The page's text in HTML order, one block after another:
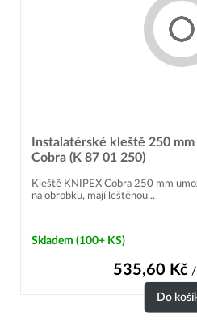
Instalatérské kleště 250
Cobra (K 87 01 250)
Kleště KNIPEX Cobra 250 mm
na obrobku, mají leštěnou...
Skladem (100+ KS)
535,60 Kč /
Do